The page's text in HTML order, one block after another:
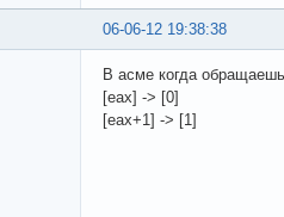
06-06-12 19:38:38
В асме когда
[eax] -> [0]
[eax+1] -> [1]